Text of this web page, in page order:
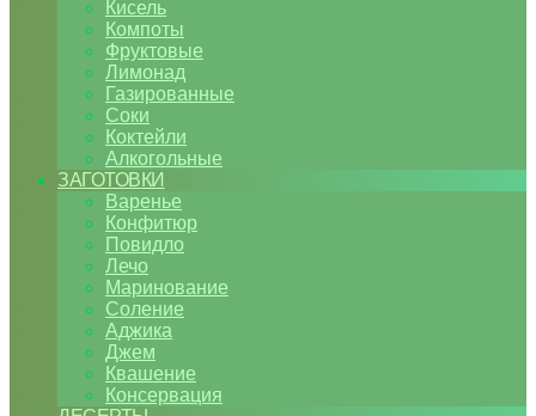
Кисель
Компоты
Фруктовые
Лимонад
Газированные
Соки
Коктейли
Алкогольные
ЗАГОТОВКИ
Варенье
Конфитюр
Повидло
Лечо
Маринование
Соление
Аджика
Джем
Квашение
Консервация